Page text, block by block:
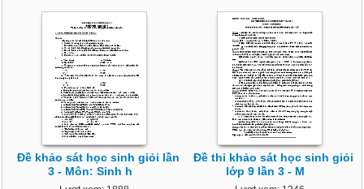
Đề khảo sát học sinh giỏi lần
3 - Môn: Sinh h
Đề thi khảo sát học sinh giỏi
lớp 9 lần 3 - M